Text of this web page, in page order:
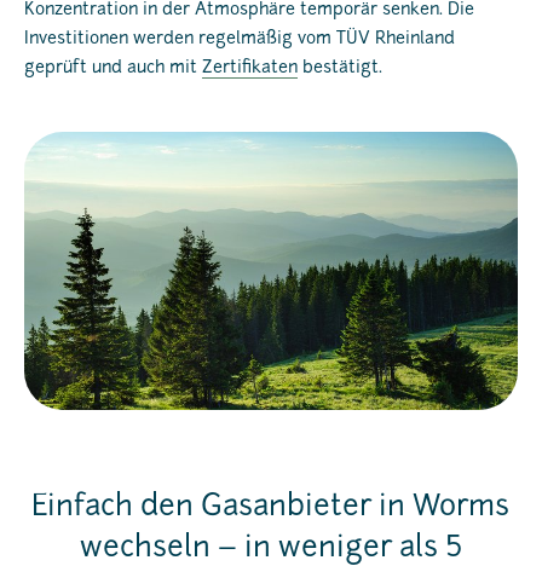
Konzentration in der Atmosphäre temporär senken. Die
Investitionen werden regelmäßig vom TÜV Rheinland
geprüft und auch mit Zertifikaten bestätigt.
Einfach den Gasanbieter in Worms
wechseln – in weniger als 5